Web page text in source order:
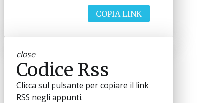
COPIA LINK
close
Codice Rss
Clicca sul pulsante per copiare il link
RSS negli appunti.